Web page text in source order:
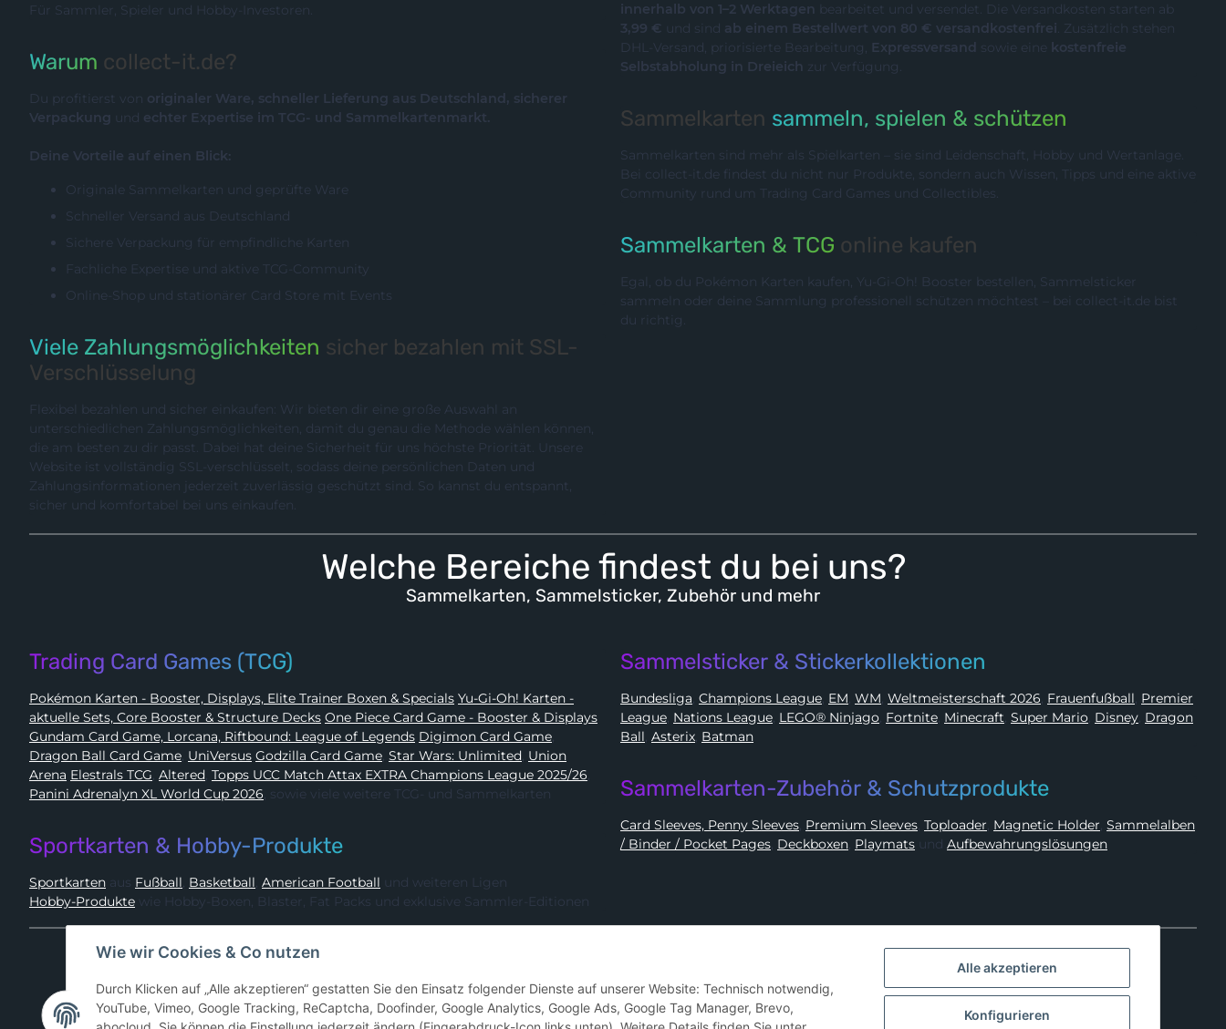
Für Sammler, Spieler und Hobby-Investoren.
Warum collect-it.de?
Du profitierst von originaler Ware, schneller Lieferung aus Deutschland, sicherer
Verpackung und echter Expertise im TCG- und Sammelkartenmarkt.
Deine Vorteile auf einen Blick:
Originale Sammelkarten und geprüfte Ware
Schneller Versand aus Deutschland
Sichere Verpackung für empfindliche Karten
Fachliche Expertise und aktive TCG-Community
Online-Shop und stationärer Card Store mit Events
Viele Zahlungsmöglichkeiten sicher bezahlen mit SSL-
Verschlüsselung
Flexibel bezahlen und sicher einkaufen: Wir bieten dir eine große Auswahl an
unterschiedlichen Zahlungsmöglichkeiten, damit du genau die Methode wählen können,
die am besten zu dir passt. Dabei hat deine Sicherheit für uns höchste Priorität. Unsere
Website ist vollständig SSL-verschlüsselt, sodass deine persönlichen Daten und
Zahlungsinformationen jederzeit zuverlässig geschützt sind. So kannst du entspannt,
sicher und komfortabel bei uns einkaufen.
innerhalb von 1–2 Werktagen bearbeitet und versendet. Die Versandkosten starten ab
3,99 € und sind ab einem Bestellwert von 80 € versandkostenfrei. Zusätzlich stehen
DHL-Versand, priorisierte Bearbeitung, Expressversand sowie eine kostenfreie
Selbstabholung in Dreieich zur Verfügung.
Sammelkarten sammeln, spielen & schützen
Sammelkarten sind mehr als Spielkarten – sie sind Leidenschaft, Hobby und Wertanlage.
Bei collect-it.de findest du nicht nur Produkte, sondern auch Wissen, Tipps und eine aktive
Community rund um Trading Card Games und Collectibles.
Sammelkarten & TCG online kaufen
Egal, ob du Pokémon Karten kaufen, Yu-Gi-Oh! Booster bestellen, Sammelsticker
sammeln oder deine Sammlung professionell schützen möchtest – bei collect-it.de bist
du richtig.
Welche Bereiche findest du bei uns?
Sammelkarten, Sammelsticker, Zubehör und mehr
Trading Card Games (TCG)
Pokémon Karten - Booster, Displays, Elite Trainer Boxen & Specials Yu-Gi-Oh! Karten -
aktuelle Sets, Core Booster & Structure Decks
One Piece Card Game - Booster & Displays
Gundam Card Game, Lorcana, Riftbound: League of Legends
Digimon Card Game,
Dragon Ball Card Game, UniVersus Godzilla Card Game, Star Wars: Unlimited, Union
Arena
Elestrals TCG, Altered, Topps UCC Match Attax EXTRA Champions League 2025/26,
Panini Adrenalyn XL World Cup 2026, sowie viele weitere TCG- und Sammelkarten
Sportkarten & Hobby-Produkte
Sportkarten aus Fußball, Basketball, American Football und weiteren Ligen
Hobby-Produkte wie Hobby-Boxen, Blaster, Fat Packs und exklusive Sammler-Editionen
Sammelsticker & Stickerkollektionen
Bundesliga, Champions League, EM, WM, Weltmeisterschaft 2026, Frauenfußball, Premier
League, Nations League, LEGO® Ninjago, Fortnite, Minecraft, Super Mario, Disney, Dragon
Ball, Asterix, Batman
Sammelkarten-Zubehör & Schutzprodukte
Card Sleeves, Penny Sleeves, Premium Sleeves, Toploader, Magnetic Holder, Sammelalben
/ Binder / Pocket Pages, Deckboxen, Playmats und Aufbewahrungslösungen
Hier kannst du uns folgen:
Alle akzeptieren
Konfigurieren
Wie wir Cookies & Co nutzen
Durch Klicken auf „Alle akzeptieren“ gestatten Sie den Einsatz folgender Dienste auf unserer Website: Technisch notwendig,
YouTube, Vimeo, Google Tracking, ReCaptcha, Doofinder, Google Analytics, Google Ads, Google Tag Manager, Brevo,